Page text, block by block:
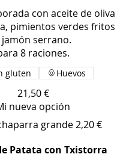
con aceite de oliva
pimientos verdes fritos
jamón serrano.
8 raciones.
21,50 €
gluten Huevos
nueva opción
grande2,20 €
Patata con Txistorra